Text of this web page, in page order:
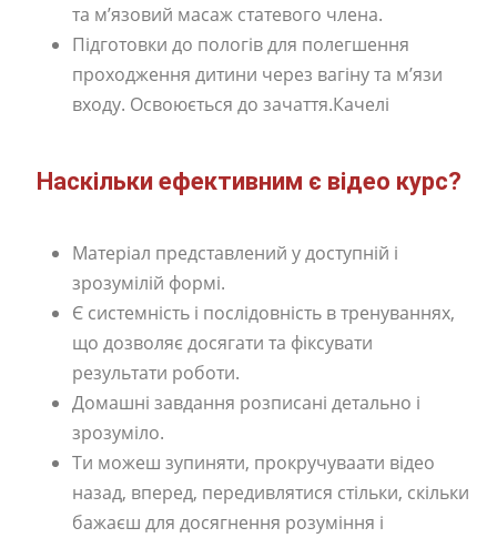
та м’язовий масаж статевого члена.
Підготовки до пологів для полегшення
проходження дитини через вагіну та м’язи
входу. Освоюється до зачаття.Качелі
Наскільки ефективним є відео курс?
Матеріал представлений у доступній і
зрозумілій формі.
Є системність і послідовність в тренуваннях,
що дозволяє досягати та фіксувати
результати роботи.
Домашні завдання розписані детально і
зрозуміло.
Ти можеш зупиняти, прокручуваати відео
назад, вперед, передивлятися стільки, скільки
бажаєш для досягнення розуміння і